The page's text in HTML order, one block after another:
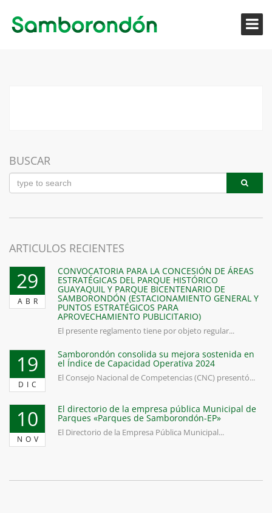
BUSCAR
ARTICULOS RECIENTES
29
ABR
CONVOCATORIA PARA LA CONCESIÓN DE ÁREAS
ESTRATÉGICAS DEL PARQUE HISTÓRICO
GUAYAQUIL Y PARQUE BICENTENARIO DE
SAMBORONDÓN (ESTACIONAMIENTO GENERAL Y
PUNTOS ESTRATÉGICOS PARA
APROVECHAMIENTO PUBLICITARIO)
El presente reglamento tiene por objeto regular...
19
DIC
Samborondón consolida su mejora sostenida en
el Índice de Capacidad Operativa 2024
El Consejo Nacional de Competencias (CNC) presentó...
10
NOV
El directorio de la empresa pública Municipal de
Parques «Parques de Samborondón-EP»
El Directorio de la Empresa Pública Municipal...